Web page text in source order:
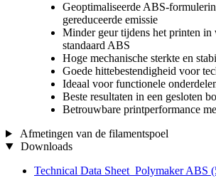
Geoptimaliseerde ABS-
gereduceerde emissie
Minder geur tijdens het printen
standaard ABS
Hoge mechanische sterkte en
Goede hittebestendigheid voor
Ideaal voor functionele
Beste resultaten in een gesloten
Betrouwbare printperformance
Afmetingen van de filamentspoel
Downloads
Technical Data Sheet_Polymaker ABS